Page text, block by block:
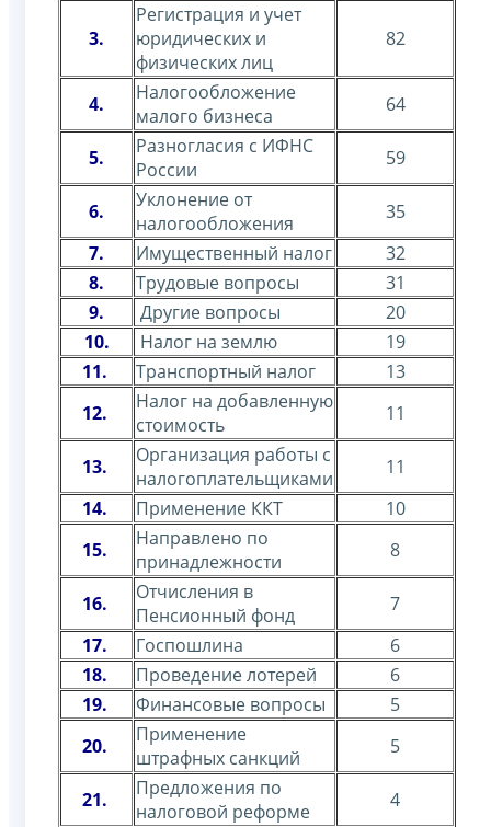
3.
Регистрация и учет
юридических и
физических лиц
82
4.
Налогообложение
малого бизнеса
64
5.
Разногласия с ИФНС
России
59
6.
Уклонение от
налогообложения
35
7.
Имущественный налог
32
8.
Трудовые вопросы
31
9.
Другие вопросы
20
10.
Налог на землю
19
11.
Транспортный налог
13
12.
Налог на добавленную
стоимость
11
13.
Организация работы с
налогоплательщиками
11
14.
Применение ККТ
10
15.
Направлено по
принадлежности
8
16.
Отчисления в
Пенсионный фонд
7
17.
Госпошлина
6
18.
Проведение лотерей
6
19.
Финансовые вопросы
5
20.
Применение
штрафных санкций
5
21.
Предложения по
налоговой реформе
4